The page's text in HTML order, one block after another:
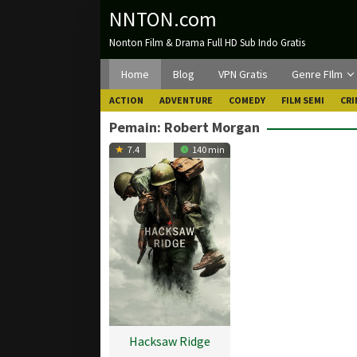
NNTON.com
Nonton Film & Drama Full HD Sub Indo Gratis
Home Blog VPN Gratis Genre FIlm
ACTION ADVENTURE COMEDY FILM SEMI
Pemain: Robert Morgan
7.4 140 min
Hacksaw Ridge